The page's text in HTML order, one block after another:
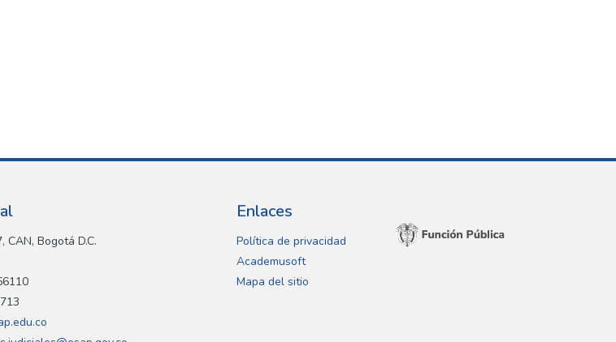
Bogotá D.C.
Enlaces
Política de privacidad
Academusoft
Mapa del sitio